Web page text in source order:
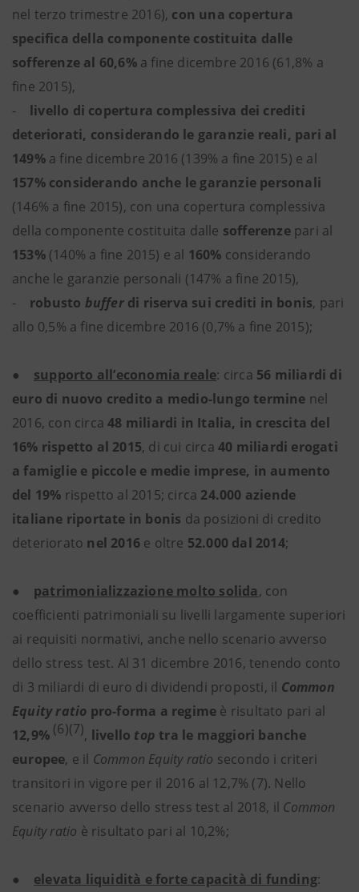
nel terzo trimestre 2016), con una copertura
specifica della componente costituita dalle
sofferenze al 60,6%a fine dicembre 2016 (61,8% a
fine 2015),
- livello di copertura complessiva dei crediti
deteriorati, considerando le garanzie reali, pari al
149%a fine dicembre 2016 (139% a fine 2015) e al
157% considerando anche le garanzie personali
(146% a fine 2015), con una copertura complessiva
della componente costituita dalle sofferenze pari al
153%(140% a fine 2015) e al 160% considerando
anche le garanzie personali (147% a fine 2015),
- robusto buffer di riserva sui crediti in bonis, pari
allo 0,5% a fine dicembre 2016 (0,7% a fine 2015);
● supporto all’economia reale: circa 56 miliardi di
euro di nuovo credito a medio-lungo termine nel
2016, con circa48 miliardi in Italia, in crescita del
16% rispetto al 2015, di cui circa 40 miliardi erogati
a famiglie e piccole e medie imprese, in aumento
del 19% rispetto al 2015; circa 24.000 aziende
italiane riportate in bonis da posizioni di credito
deteriorato nel 2016 e oltre 52.000 dal 2014;
● patrimonializzazione molto solida, con
coefficienti patrimoniali su livelli largamente superiori
ai requisiti normativi, anche nello scenario avverso
dello stress test. Al 31 dicembre 2016, tenendo conto
di 3 miliardi di euro di dividendi proposti, il Common
Equity ratio pro-forma a regime è risultato pari al
12,9% (6)(7), livello top tra le maggiori banche
europee, e il Common Equity ratio secondo i criteri
transitori in vigore per il 2016 al 12,7% (7). Nello
scenario avverso dello stress test al 2018, il Common
Equity ratio è risultato pari al 10,2%;
● elevata liquidità e forte capacità di funding: